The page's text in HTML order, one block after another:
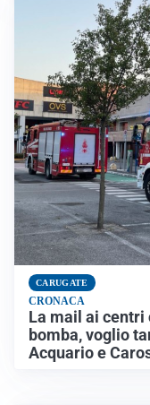
CARUGATE
CRONACA
La mail ai centri
bomba, voglio
Acquario e